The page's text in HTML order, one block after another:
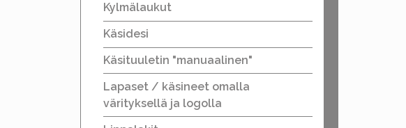
Kylmälaukut
Käsidesi
Käsituuletin "manuaalinen"
Lapaset / käsineet omalla
värityksellä ja logolla